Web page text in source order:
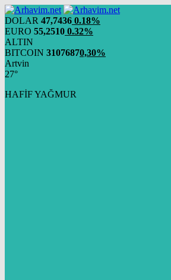
DOLAR 47,7436 0.18%
EURO 55,2510 0.32%
ALTIN
BITCOIN 31076870,30%
Artvin
27°
HAFİF YAĞMUR